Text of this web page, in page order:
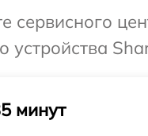
сервисного
устройства
минут